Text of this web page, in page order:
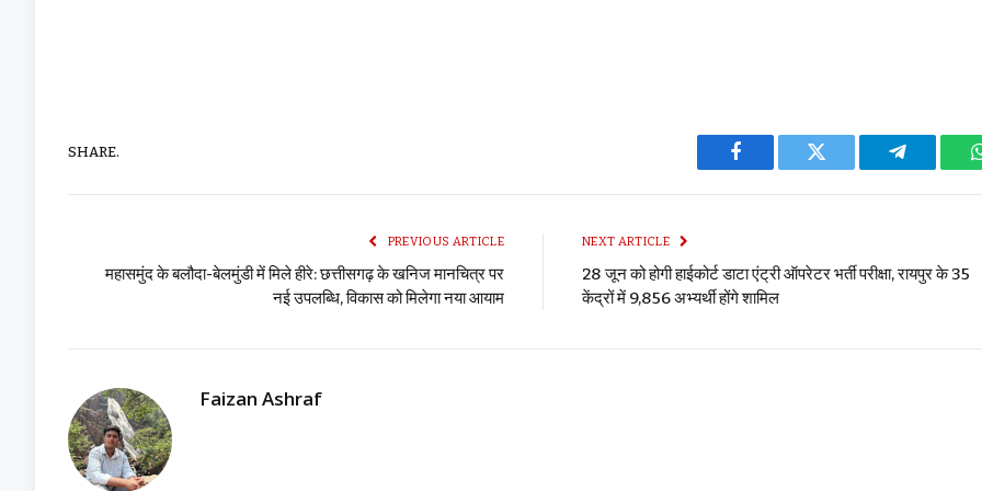
SHARE.
Facebook Twitter Telegram
PREVIOUS ARTICLE
महासमुंद के बलौदा-बेलमुंडी में मिले हीरे: छत्तीसगढ़ के खनिज मानचित्र पर
नई उपलब्धि, विकास को मिलेगा नया आयाम
NEXT ARTICLE
28 जून को होगी हाईकोर्ट डाटा एंट्री ऑपरेटर भर्ती परीक्षा, रायपुर के 35
केंद्रों में 9,856 अभ्यर्थी होंगे शामिल
Faizan Ashraf